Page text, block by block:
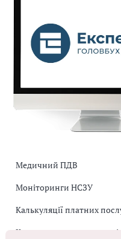
Медичний ПДВ
Моніторинги НСЗУ
Калькуляції платних
Коригувальна накладна